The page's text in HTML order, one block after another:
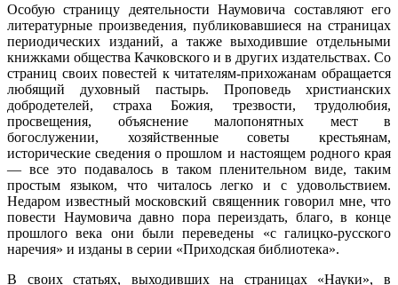
Особую страницу деятельности Наумовича составляют его
литературные произведения, публиковавшиеся на страницах
периодических изданий, а также выходившие отдельными
книжками общества Качковского и в других издательствах. Со
страниц своих повестей к читателям-прихожанам обращается
любящий духовный пастырь. Проповедь христианских
добродетелей, страха Божия, трезвости, трудолюбия,
просвещения, объяснение малопонятных мест в
богослужении, хозяйственные советы крестьянам,
исторические сведения о прошлом и настоящем родного края
— все это подавалось в таком пленительном виде, таким
простым языком, что читалось легко и с удовольствием.
Недаром известный московский священник говорил мне, что
повести Наумовича давно пора переиздать, благо, в конце
прошлого века они были переведены «с галицко-русского
наречия» и изданы в серии «Приходская библиотека».
В своих статьях, выходивших на страницах «Науки», в